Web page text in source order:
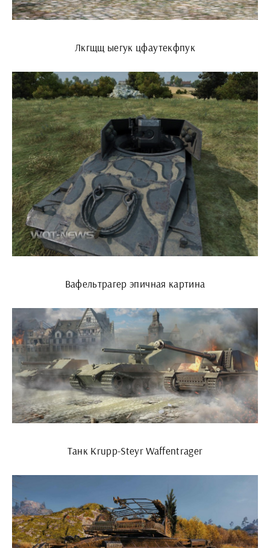
Лкгщщ ыегук цфаутекфпук
Вафельтрагер эпичная картина
Танк Krupp-Steyr Waffentrager